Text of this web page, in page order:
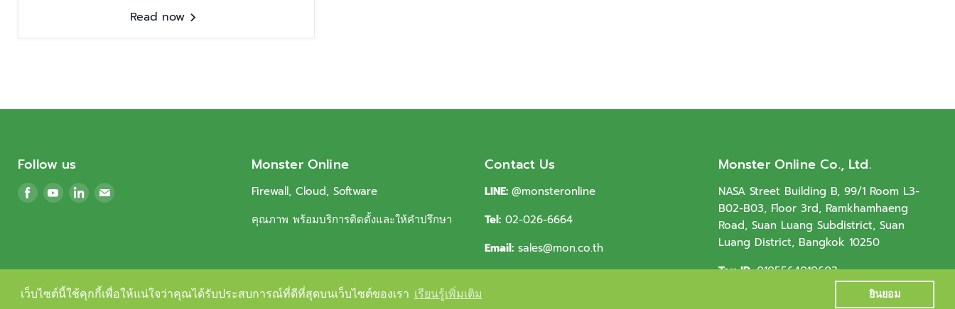
เว็บไซต์นี้ใช้คุกกี้เพื่อให้แน่ใจว่าคุณได้รับประสบการณ์ที่ดีที่สุดบนเว็บไซต์ของเรา เรียนรู้เพิ่มเติม ยินยอม
เว็บไซต์นี้ใช้คุกกี้เพื่อให้แน่ใจว่าคุณได้รับประสบการณ์ที่ดีที่สุดบนเว็บไซต์ของเรา เรียนรู้เพิ่มเติม ยินยอม
Read now
Follow us
Find Find Find Find
Monster Online
Firewall, Cloud, Software
คุณภาพ พร้อมบริการติดตั้งและให้คำปรึกษา
Contact Us
LINE: @monsteronline
Tel: 02-026-6664
Email: sales@mon.co.th
Monster Online Co., Ltd.
NASA Street Building B, 99/1 Room L3-
B02-B03, Floor 3rd, Ramkhamhaeng
Road, Suan Luang Subdistrict, Suan
Luang District, Bangkok 10250
Tax ID.0105564010603